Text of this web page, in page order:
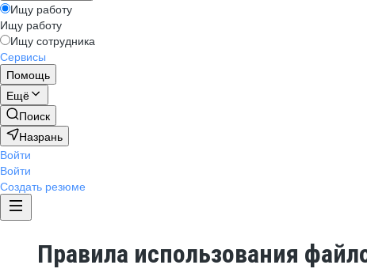
Ищу работу
Ищу работу
Ищу сотрудника
Сервисы
Помощь
Ещё
Поиск
Назрань
Войти
Войти
Создать резюме
Правила использования